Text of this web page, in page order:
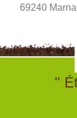
69240
"